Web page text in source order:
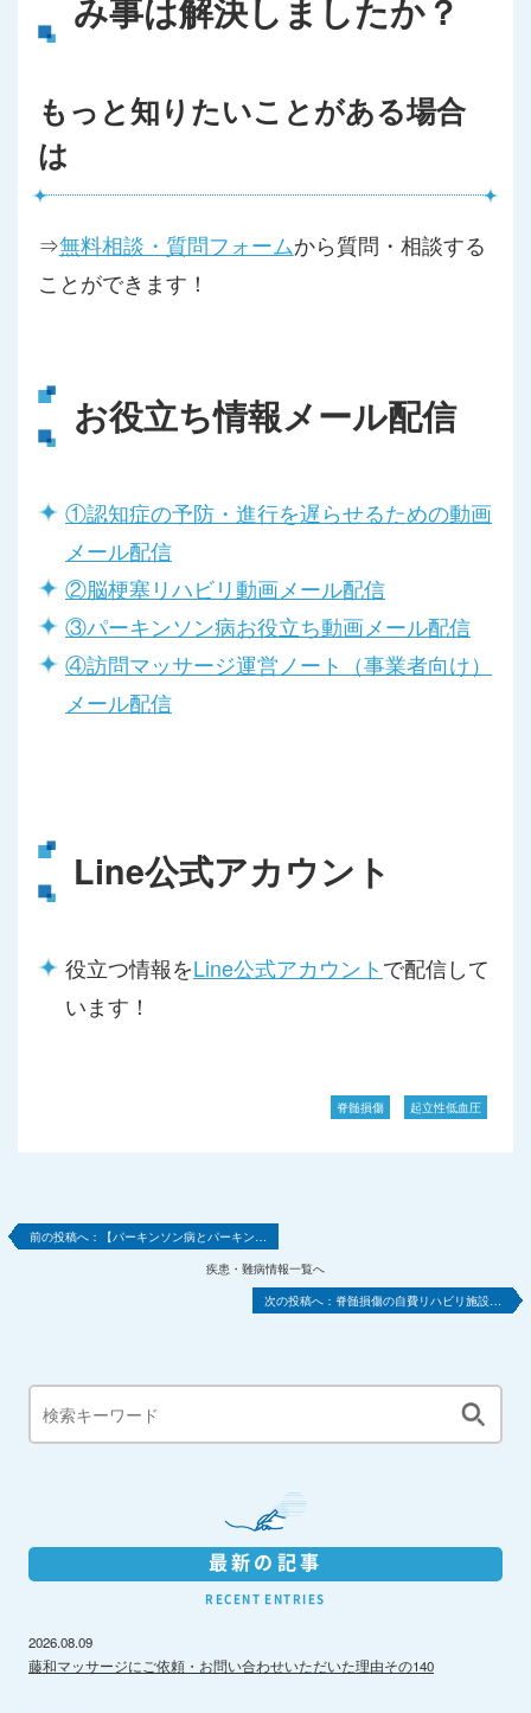
み事は解決しましたか？
もっと知りたいことがある場合
は
⇒無料相談・質問フォームから質問・相談する
ことができます！
お役立ち情報メール配信
①認知症の予防・進行を遅らせるための動画
メール配信
②脳梗塞リハビリ動画メール配信
③パーキンソン病お役立ち動画メール配信
④訪問マッサージ運営ノート（事業者向け）
メール配信
Line公式アカウント
役立つ情報をLine公式アカウントで配信して
います！
脊髄損傷 起立性低血圧
【パーキンソン病とパーキン…
疾患・難病情報一覧へ
脊髄損傷の自費リハビリ施設…
最新の記事
RECENT ENTRIES
2026.08.09
藤和マッサージにご依頼・お問い合わせいただいた理由その140